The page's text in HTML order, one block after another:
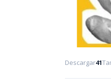
Descargar41